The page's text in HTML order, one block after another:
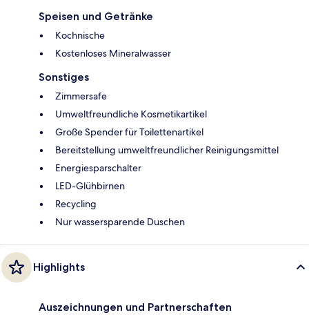
Speisen und Getränke
Kochnische
Kostenloses Mineralwasser
Sonstiges
Zimmersafe
Umweltfreundliche Kosmetikartikel
Große Spender für Toilettenartikel
Bereitstellung umweltfreundlicher Reinigungsmittel
Energiesparschalter
LED-Glühbirnen
Recycling
Nur wassersparende Duschen
Highlights
Auszeichnungen und Partnerschaften